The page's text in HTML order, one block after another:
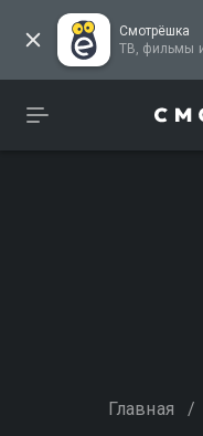
Смотрёшка
Главная /